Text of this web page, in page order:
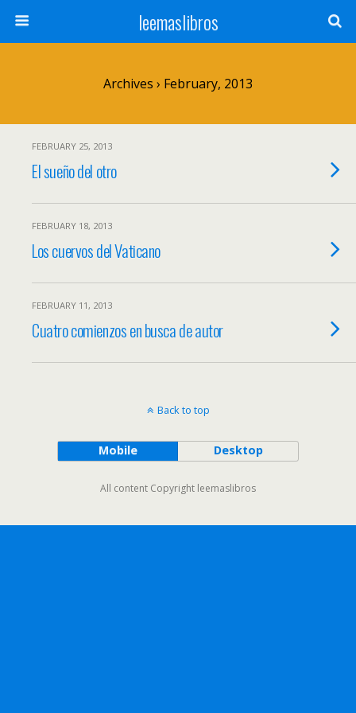
leemaslibros
Archives › February, 2013
FEBRUARY 25, 2013
El sueño del otro
FEBRUARY 18, 2013
Los cuervos del Vaticano
FEBRUARY 11, 2013
Cuatro comienzos en busca de autor
Back to top
Mobile Desktop
All content Copyright leemaslibros